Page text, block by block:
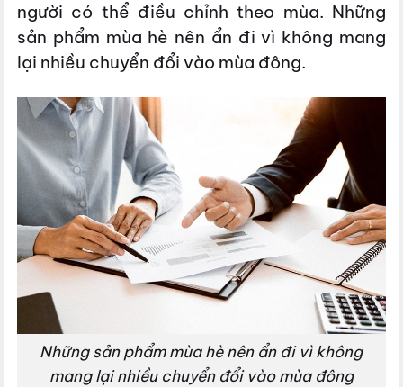
người có thể điều chỉnh theo mùa. Những
sản phẩm mùa hè nên ẩn đi vì không mang
lại nhiều chuyển đổi vào mùa đông.
Những sản phẩm mùa hè nên ẩn đi vì không
mang lại nhiều chuyển đổi vào mùa đông